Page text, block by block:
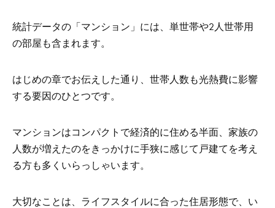
統計データの「マンション」には、単世帯や2人世帯用
の部屋も含まれます。
はじめの章でお伝えした通り、世帯人数も光熱費に影響
する要因のひとつです。
マンションはコンパクトで経済的に住める半面、家族の
人数が増えたのをきっかけに手狭に感じて戸建てを考え
る方も多くいらっしゃいます。
大切なことは、 ライフスタイルに合った住居形態で、い